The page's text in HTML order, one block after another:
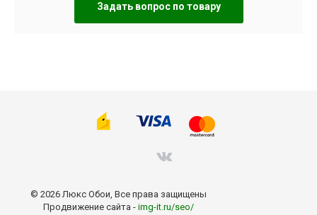
Задать вопрос по товару
© 2026 Люкс Обои, Все права защищены
Продвижение сайта - img-it.ru/seo/